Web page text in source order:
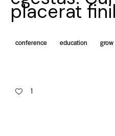
placerat
conference education grow
1